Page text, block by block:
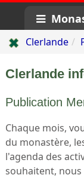
Clerlande
Clerlande
Publication
Chaque mois,
du monastère,
l'agenda des
souhaitent, nous